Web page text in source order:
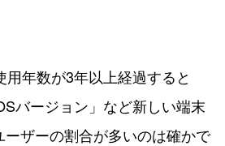
年数が3年以上経過すると
バージョン」など新しい端末
ザーの割合が多いのは確かで